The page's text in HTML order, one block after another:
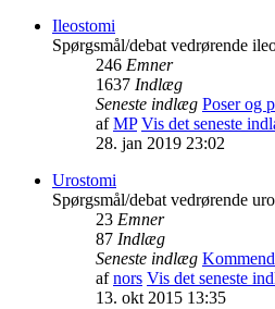
Ileostomi
Spørgsmål/debat vedrørende
246 Emner
1637 Indlæg
Seneste indlæg Poser og
afMP Vis det seneste
28. jan 2019 23:02
Urostomi
Spørgsmål/debat vedrørende
23 Emner
87 Indlæg
Seneste indlæg
afnors Vis det seneste
13. okt 2015 13:35